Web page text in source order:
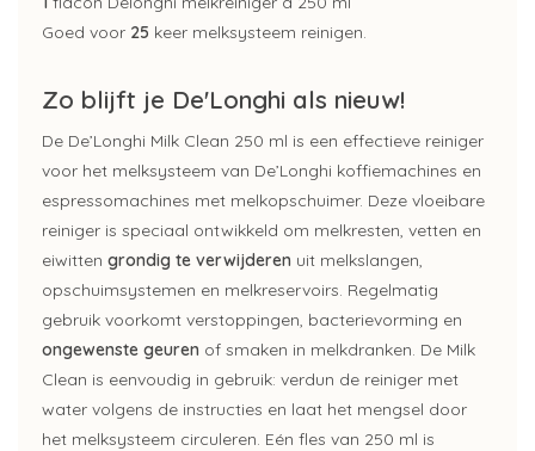
Goed voor 25 keer melksysteem reinigen.
Zo blijft je De'Longhi als nieuw!
De De’Longhi Milk Clean 250 ml is een effectieve reiniger
voor het melksysteem van De’Longhi koffiemachines en
espressomachines met melkopschuimer. Deze vloeibare
reiniger is speciaal ontwikkeld om melkresten, vetten en
eiwitten grondig te verwijderen uit melkslangen,
opschuimsystemen en melkreservoirs. Regelmatig
gebruik voorkomt verstoppingen, bacterievorming en
ongewenste geuren of smaken in melkdranken. De Milk
Clean is eenvoudig in gebruik: verdun de reiniger met
water volgens de instructies en laat het mengsel door
het melksysteem circuleren. Eén fles van 250 ml is